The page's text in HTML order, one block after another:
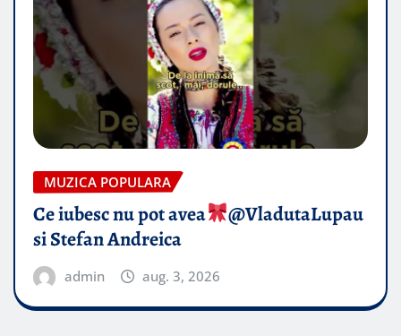
MUZICA POPULARA
Ce iubesc nu pot avea
​@VladutaLupau
si Stefan Andreica
admin aug. 3, 2026